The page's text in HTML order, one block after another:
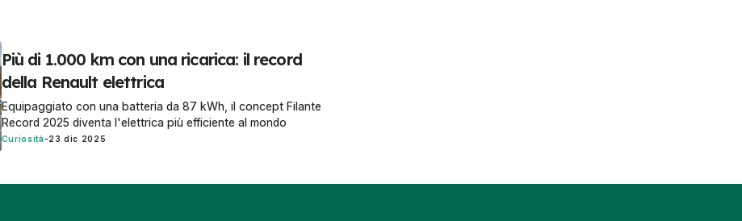
Più di 1.000 km con una ricarica: il record
della Renault elettrica
Equipaggiato con una batteria da 87 kWh, il concept Filante
Record 2025 diventa l'elettrica più efficiente al mondo
Curiosità -23 dic 2025